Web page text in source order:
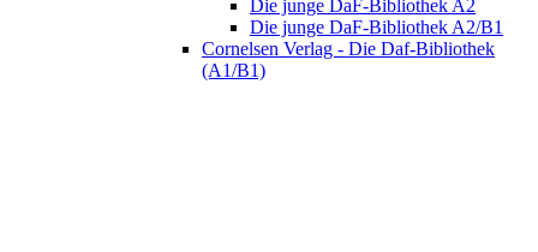
Die junge DaF-Bibliothek A2
Die junge DaF-Bibliothek A2/B1
Cornelsen Verlag - Die Daf-Bibliothek
(A1/B1)